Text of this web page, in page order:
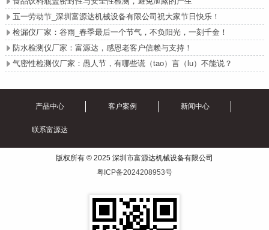
 五一劳动节_深圳富源达机械设备有限公司祝大家节日快乐！
 检漏仪厂家：谷雨_春季最后一个节气，不负阳光，一刻千金！
 防水检测仪厂家：富源达，感恩老客户信赖与支持！
 气密性检测仪厂家：愚人节，有哪些谎（tao）言（lu）不能说？
产品中心 客户案例 新闻中心
联系富源达
版权所有 © 2025 深圳市富源达机械设备有限公司
粤ICP备2024208953号